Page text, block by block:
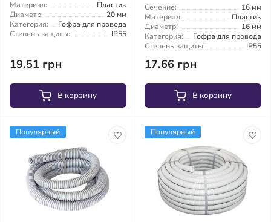
Материал:
Пластик
Диаметр:
20 мм
Категория:
Гофра для провода
Степень защиты:
IP55
19.51 грн
В корзину
Сечение:
16 мм
Материал:
Пластик
Диаметр:
16 мм
Категория:
Гофра для провода
Степень защиты:
IP55
17.66 грн
В корзину
Популярный Популярный